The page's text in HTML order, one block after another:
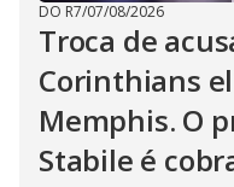
DO R7/07/08/2026
Troca de
Corinthians
Memphis. O
Stabile é